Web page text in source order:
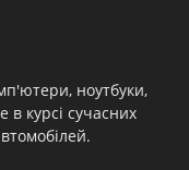
ноутбуки,
в курсі сучасних